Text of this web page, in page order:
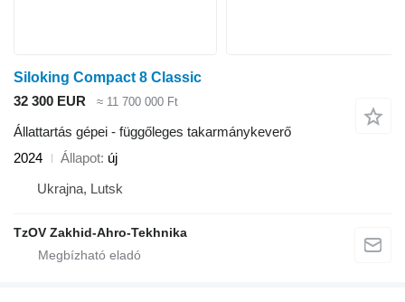
Siloking Compact 8 Classic
32 300 EUR
≈ 11 700 000 Ft
Állattartás gépei - függőleges takarmánykeverő
2024
Állapot új
Ukrajna, Lutsk
TzOV Zakhid-Ahro-Tekhnika